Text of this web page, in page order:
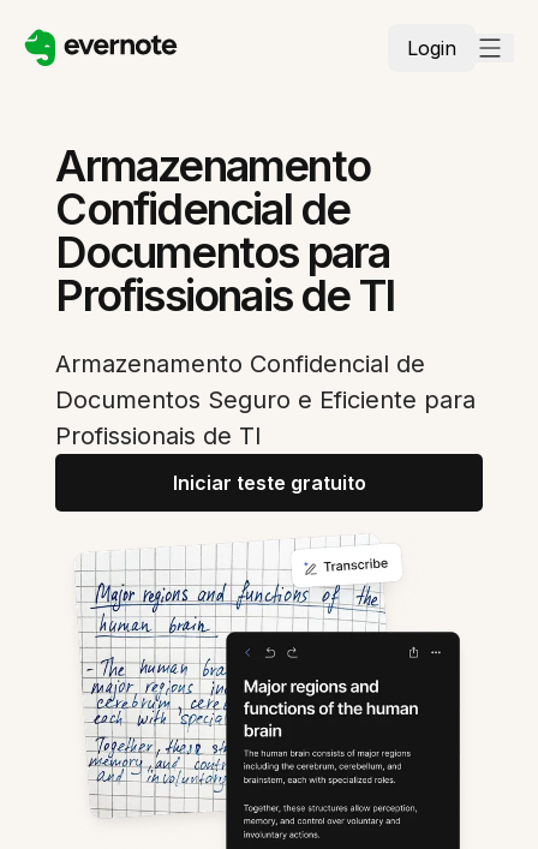
Login
Armazenamento
Confidencial de
Documentos para
Profissionais de TI
Armazenamento Confidencial de
Documentos Seguro e Eficiente para
Profissionais de TI
Iniciar teste gratuito